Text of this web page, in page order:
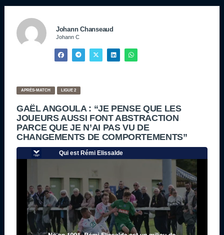
Johann Chanseaud
Johann C
APRÈS-MATCH LIGUE 2
GAËL ANGOULA : “JE PENSE QUE LES
JOUEURS AUSSI FONT ABSTRACTION
PARCE QUE JE N’AI PAS VU DE
CHANGEMENTS DE COMPORTEMENTS”